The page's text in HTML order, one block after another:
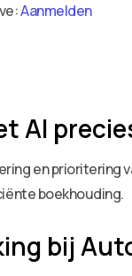
Aanmelden
AI
en
boekhouding.
bij